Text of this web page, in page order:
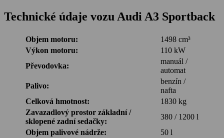
Technické údaje vozu Audi A3 Sportback
Objem motoru:
1498 cm³
Výkon motoru:
110 kW
Převodovka:
manuál /
automat
Palivo:
benzín /
nafta
Celková hmotnost:
1830 kg
Zavazadlový prostor základní /
sklopené zadní sedačky:
380 / 1200 l
Objem palivové nádrže:
50 l